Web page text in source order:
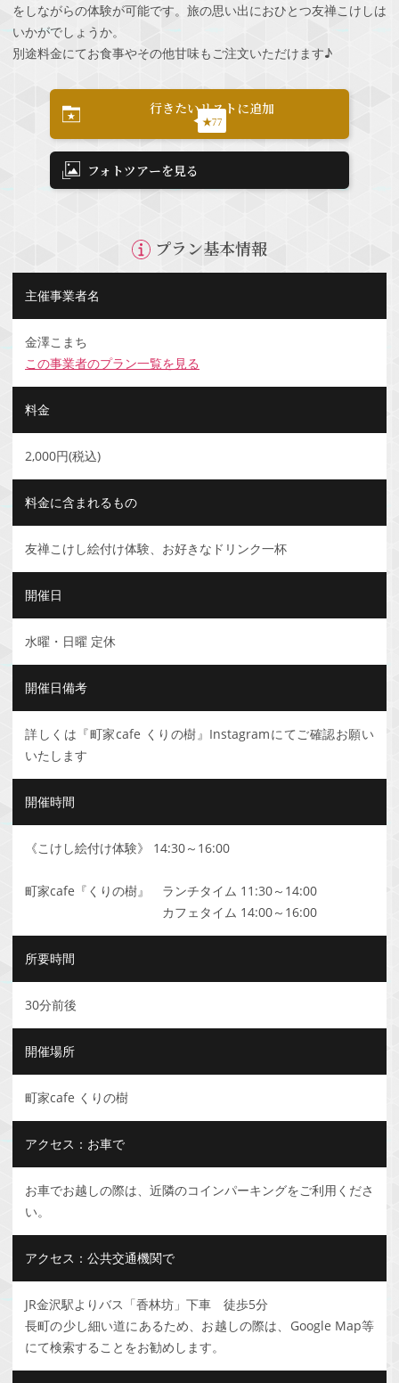
をしながらの体験が可能です。旅の思い出におひとつ友禅こけしは
いかがでしょうか。
別途料金にてお食事やその他甘味もご注文いただけます♪
行きたいリストに追加
★77
フォトツアーを見る
プラン基本情報
主催事業者名
金澤こまち
この事業者のプラン一覧を見る
料金
2,000円(税込)
料金に含まれるもの
友禅こけし絵付け体験、お好きなドリンク一杯
開催日
水曜・日曜 定休
開催日備考
詳しくは『町家cafe くりの樹』Instagramにてご確認お願い
いたします
開催時間
《こけし絵付け体験》 14:30～16:00
町家cafe『くりの樹』 ランチタイム 11:30～14:00
カフェタイム 14:00～16:00
所要時間
30分前後
開催場所
町家cafe くりの樹
アクセス：お車で
お車でお越しの際は、近隣のコインパーキングをご利用くださ
い。
アクセス：公共交通機関で
JR金沢駅よりバス「香林坊」下車 徒歩5分
長町の少し細い道にあるため、お越しの際は、Google Map等
にて検索することをお勧めします。